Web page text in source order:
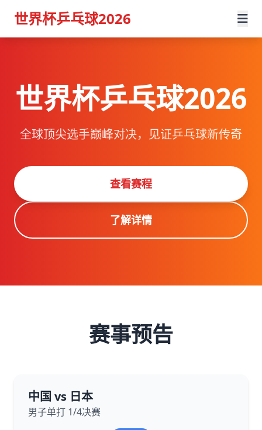
世界杯乒乓球2026
世界杯乒乓球2026
全球顶尖选手巅峰对决，见证乒乓球新传奇
查看赛程
了解详情
赛事预告
中国 vs 日本
男子单打 1/4决赛